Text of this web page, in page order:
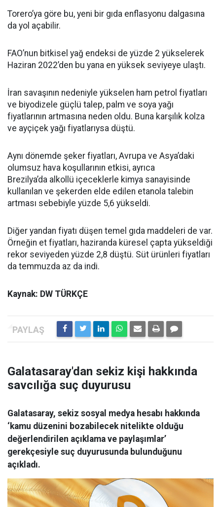
Torero’ya göre bu, yeni bir gıda enflasyonu dalgasına
da yol açabilir.
FAO’nun bitkisel yağ endeksi de yüzde 2 yükselerek
Haziran 2022’den bu yana en yüksek seviyeye ulaştı.
İran savaşının nedeniyle yükselen ham petrol fiyatları
ve biyodizele güçlü talep, palm ve soya yağı
fiyatlarının artmasına neden oldu. Buna karşılık kolza
ve ayçiçek yağı fiyatlarıysa düştü.
Aynı dönemde şeker fiyatları, Avrupa ve Asya’daki
olumsuz hava koşullarının etkisi, ayrıca
Brezilya’da alkollü içeceklerle kimya sanayisinde
kullanılan ve şekerden elde edilen etanola talebin
artması sebebiyle yüzde 5,6 yükseldi.
Diğer yandan fiyatı düşen temel gıda maddeleri de var.
Örneğin et fiyatları, haziranda küresel çapta yükseldiği
rekor seviyeden yüzde 2,8 düştü. Süt ürünleri fiyatları
da temmuzda az da indi.
Kaynak: DW TÜRKÇE
Galatasaray'dan sekiz kişi hakkında
savcılığa suç duyurusu
Galatasaray, sekiz sosyal medya hesabı hakkında
‘kamu düzenini bozabilecek nitelikte olduğu
değerlendirilen açıklama ve paylaşımlar’
gerekçesiyle suç duyurusunda bulunduğunu
açıkladı.